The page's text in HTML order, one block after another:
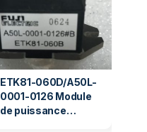
ETK81-060D/A50L-
0001-0126 Module
de puissance